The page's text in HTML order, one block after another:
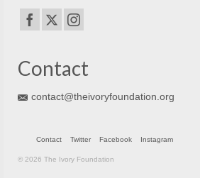
Contact
contact@theivoryfoundation.org
Contact Twitter Facebook Instagram
© 2026 The Ivory Foundation